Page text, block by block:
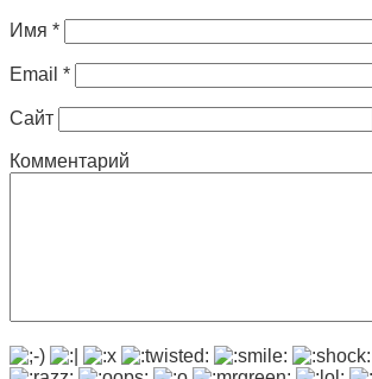
Имя *
Email *
Сайт
Комментарий